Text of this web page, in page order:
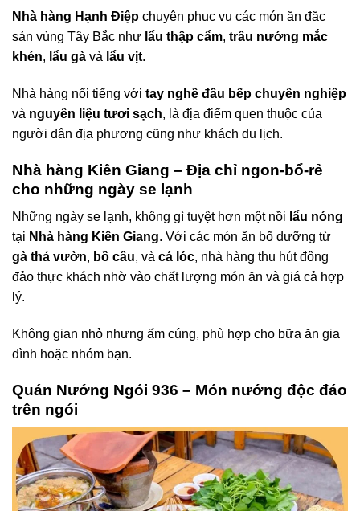
Nhà hàng Hạnh Điệp chuyên phục vụ các món ăn đặc
sản vùng Tây Bắc như lẩu thập cẩm, trâu nướng mắc
khén, lẩu gà và lẩu vịt.
Nhà hàng nổi tiếng với tay nghề đầu bếp chuyên nghiệp
và nguyên liệu tươi sạch, là địa điểm quen thuộc của
người dân địa phương cũng như khách du lịch.
Nhà hàng Kiên Giang – Địa chỉ ngon-bổ-rẻ
cho những ngày se lạnh
Những ngày se lạnh, không gì tuyệt hơn một nồi lẩu nóng
tại Nhà hàng Kiên Giang. Với các món ăn bổ dưỡng từ
gà thả vườn, bồ câu, và cá lóc, nhà hàng thu hút đông
đảo thực khách nhờ vào chất lượng món ăn và giá cả hợp
lý.
Không gian nhỏ nhưng ấm cúng, phù hợp cho bữa ăn gia
đình hoặc nhóm bạn.
Quán Nướng Ngói 936 – Món nướng độc đáo
trên ngói